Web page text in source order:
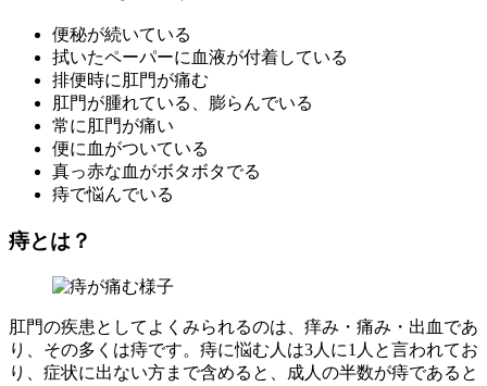
便秘が続いている
拭いたペーパーに血液が付着している
排便時に肛門が痛む
肛門が腫れている、膨らんでいる
常に肛門が痛い
便に血がついている
真っ赤な血がボタボタでる
痔で悩んでいる
痔とは？
肛門の疾患としてよくみられるのは、痒み・痛み・出血であ
り、その多くは痔です。痔に悩む人は3人に1人と言われてお
り、症状に出ない方まで含めると、成人の半数が痔であると